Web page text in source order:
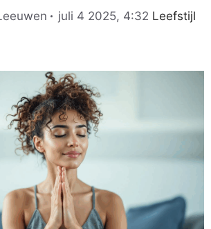
juli 4 2025, 4:32 Leefstijl